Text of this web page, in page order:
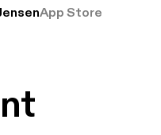
udelukkende pga
App Store